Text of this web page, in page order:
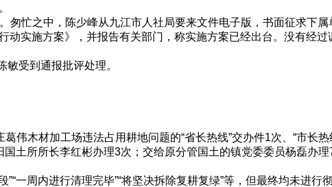
忙之中，陈少峰从九江市人社局要来文件电子版，书面征求下
实施方案》，并报告有关部门，称实施方案已经出台。没有经
受到通报批评处理。
木材加工场违法占用耕地问题的“省长热线”交办件1次、“市长热
土所所长李红彬办理3次；交给原分管国土的镇党委委员杨磊办
一周内进行清理完毕”“将坚决拆除复耕复绿”等，但最终均未进行